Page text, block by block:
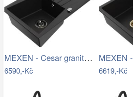
MEXEN - Cesar granitový dřez s…
6590,-Kč 6619,-Kč